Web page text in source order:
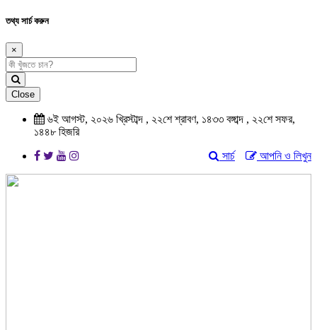
তথ্য সার্চ করুন
×
Close
৬ই আগস্ট, ২০২৬ খ্রিস্টাব্দ , ২২শে শ্রাবণ, ১৪৩৩ বঙ্গাব্দ , ২২শে সফর,
১৪৪৮ হিজরি
আপনি ও লিখুন
সার্চ